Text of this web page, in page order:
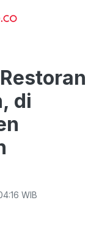
di
WIB